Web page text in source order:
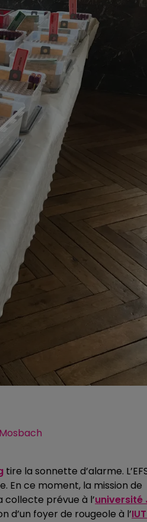
tire la sonnette d’alarme.
En ce moment, la mission de
collecte prévue à l’université
d’un foyer de rougeole à l’